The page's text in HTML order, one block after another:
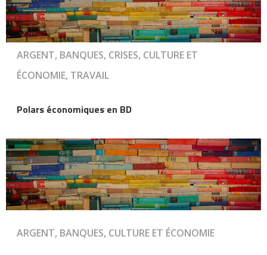
ARGENT, BANQUES, CRISES, CULTURE ET
ÉCONOMIE, TRAVAIL
Polars économiques en BD
ARGENT, BANQUES, CULTURE ET ÉCONOMIE